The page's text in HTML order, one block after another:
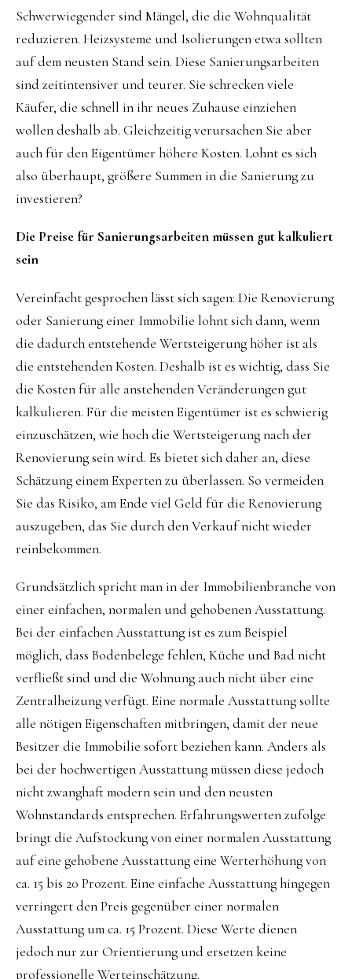
Schwerwiegender sind Mängel, die die Wohnqualität
reduzieren. Heizsysteme und Isolierungen etwa sollten
auf dem neusten Stand sein. Diese Sanierungsarbeiten
sind zeitintensiver und teurer. Sie schrecken viele
Käufer, die schnell in ihr neues Zuhause einziehen
wollen deshalb ab. Gleichzeitig verursachen Sie aber
auch für den Eigentümer höhere Kosten. Lohnt es sich
also überhaupt, größere Summen in die Sanierung zu
investieren?
Die Preise für Sanierungsarbeiten müssen gut kalkuliert
sein
Vereinfacht gesprochen lässt sich sagen: Die Renovierung
oder Sanierung einer Immobilie lohnt sich dann, wenn
die dadurch entstehende Wertsteigerung höher ist als
die entstehenden Kosten. Deshalb ist es wichtig, dass Sie
die Kosten für alle anstehenden Veränderungen gut
kalkulieren. Für die meisten Eigentümer ist es schwierig
einzuschätzen, wie hoch die Wertsteigerung nach der
Renovierung sein wird. Es bietet sich daher an, diese
Schätzung einem Experten zu überlassen. So vermeiden
Sie das Risiko, am Ende viel Geld für die Renovierung
auszugeben, das Sie durch den Verkauf nicht wieder
reinbekommen.
Grundsätzlich spricht man in der Immobilienbranche von
einer einfachen, normalen und gehobenen Ausstattung.
Bei der einfachen Ausstattung ist es zum Beispiel
möglich, dass Bodenbelege fehlen, Küche und Bad nicht
verfließt sind und die Wohnung auch nicht über eine
Zentralheizung verfügt. Eine normale Ausstattung sollte
alle nötigen Eigenschaften mitbringen, damit der neue
Besitzer die Immobilie sofort beziehen kann. Anders als
bei der hochwertigen Ausstattung müssen diese jedoch
nicht zwanghaft modern sein und den neusten
Wohnstandards entsprechen. Erfahrungswerten zufolge
bringt die Aufstockung von einer normalen Ausstattung
auf eine gehobene Ausstattung eine Werterhöhung von
ca. 15 bis 20 Prozent. Eine einfache Ausstattung hingegen
verringert den Preis gegenüber einer normalen
Ausstattung um ca. 15 Prozent. Diese Werte dienen
jedoch nur zur Orientierung und ersetzen keine
professionelle Werteinschätzung.